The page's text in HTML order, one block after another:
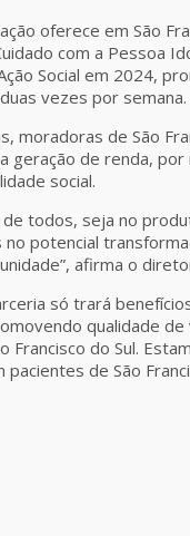
oferece em São
com a Pessoa
Social em 2024,
vezes por semana.
moradoras de São
geração de renda,
social.
todos, seja no
potencial
afirma o
só trará
qualidade de
Francisco do Sul.
de São